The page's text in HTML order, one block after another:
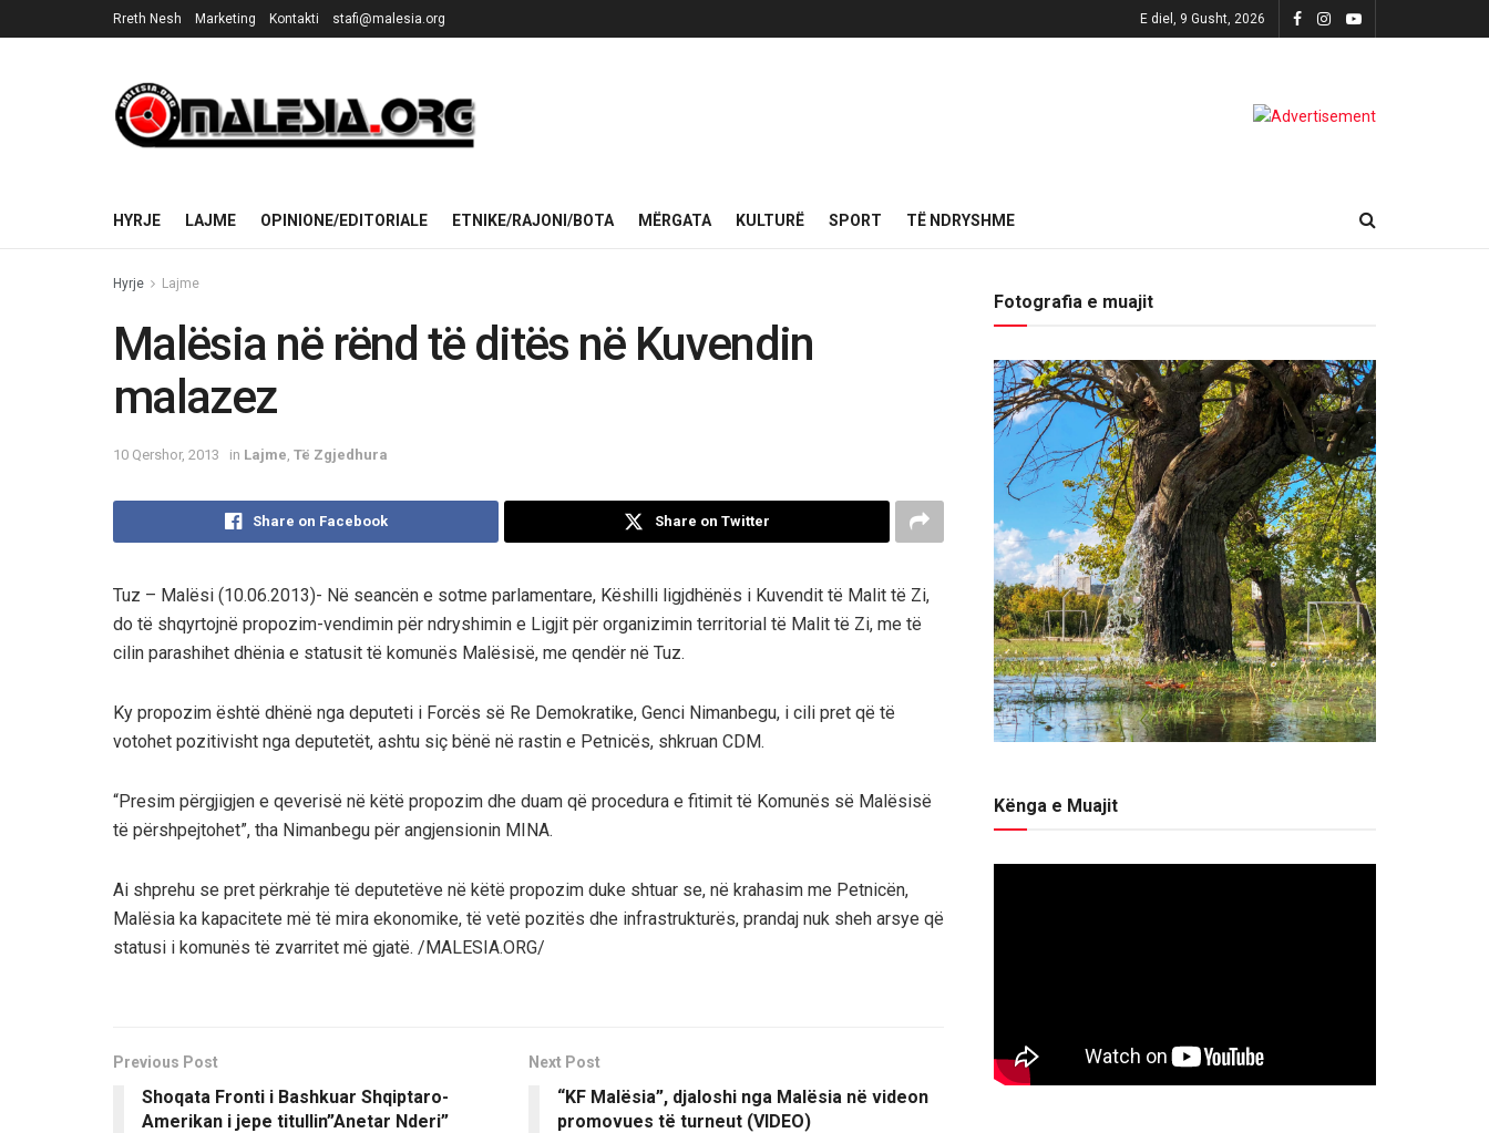
Rreth Nesh Marketing Kontakti stafi@malesia.org E diel, 9 Gusht, 2026
HYRJE LAJME OPINIONE/EDITORIALE ETNIKE/RAJONI/BOTA MËRGATA KULTURË SPORT TË NDRYSHME
Hyrje Lajme
Malësia në rënd të ditës në Kuvendin
malazez
10 Qershor, 2013 in Lajme Të Zgjedhura
Share on Facebook Share on Twitter
Tuz – Malësi (10.06.2013)- Në seancën e sotme parlamentare, Këshilli ligjdhënës i Kuvendit të Malit të Zi,
do të shqyrtojnë propozim-vendimin për ndryshimin e Ligjit për organizimin territorial të Malit të Zi, me të
cilin parashihet dhënia e statusit të komunës Malësisë, me qendër në Tuz.
Ky propozim është dhënë nga deputeti i Forcës së Re Demokratike, Genci Nimanbegu, i cili pret që të
votohet pozitivisht nga deputetët, ashtu siç bënë në rastin e Petnicës, shkruan CDM.
“Presim përgjigjen e qeverisë në këtë propozim dhe duam që procedura e fitimit të Komunës së Malësisë
të përshpejtohet”, tha Nimanbegu për angjensionin MINA.
Ai shprehu se pret përkrahje të deputetëve në këtë propozim duke shtuar se, në krahasim me Petnicën,
Malësia ka kapacitete më të mira ekonomike, të vetë pozitës dhe infrastrukturës, prandaj nuk sheh arsye që
statusi i komunës të zvarritet më gjatë. /MALESIA.ORG/
Previous Post
Shoqata Fronti i Bashkuar Shqiptaro-
Amerikan i jepe titullin”Anetar Nderi”
Next Post
“KF Malësia”, djaloshi nga Malësia në videon
promovues të turneut (VIDEO)
Fotografia e muajit
Kënga e Muajit